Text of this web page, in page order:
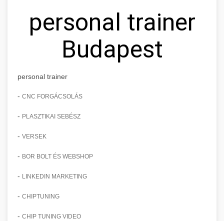
personal trainer
Budapest
personal trainer
- CNC FORGÁCSOLÁS
- PLASZTIKAI SEBÉSZ
- VERSEK
- BOR BOLT ÉS WEBSHOP
- LINKEDIN MARKETING
- CHIPTUNING
- CHIP TUNING VIDEO